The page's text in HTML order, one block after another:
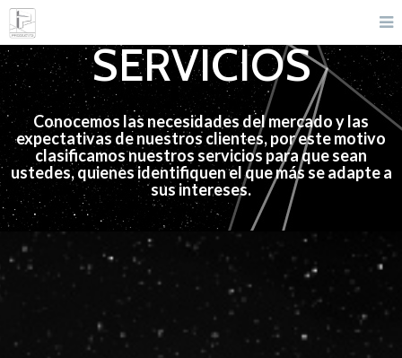
[layerslider id="7"]
SERVICIOS
Conocemos las necesidades del mercado y las
expectativas de nuestros clientes, por este motivo
clasificamos nuestros servicios para que sean
ustedes, quienes identifiquen el que más se adapte a
sus intereses.